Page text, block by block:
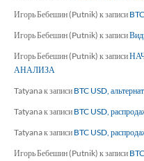
Игорь Бебешин (Putnik) к записи
Игорь Бебешин (Putnik) к записи
Игорь Бебешин (Putnik) к записи
АНАЛИЗА
Tatyanaк записи BTC USD,
Tatyanaк записи BTC USD,
Tatyanaк записи BTC USD,
Игорь Бебешин (Putnik) к записи